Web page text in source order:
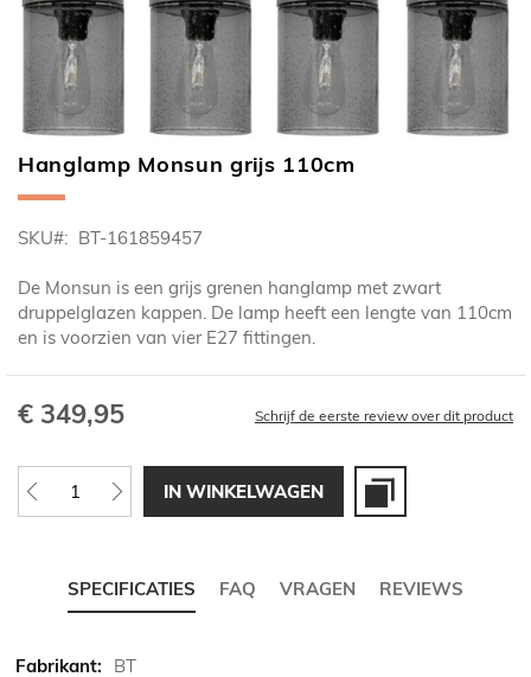
Ga
naar
begin
de
afbeeldingen-
gallerij
Hanglamp Monsun grijs 110cm
SKU BT-161859457
De Monsun is een grijs grenen hanglamp met zwart
druppelglazen kappen. De lamp heeft een lengte van 110cm
en is voorzien van vier E27 fittingen.
€ 349,95 Schrijf de eerste review over dit product
IN WINKELWAGEN
SPECIFICATIES FAQ VRAGEN REVIEWS
Meer
BT